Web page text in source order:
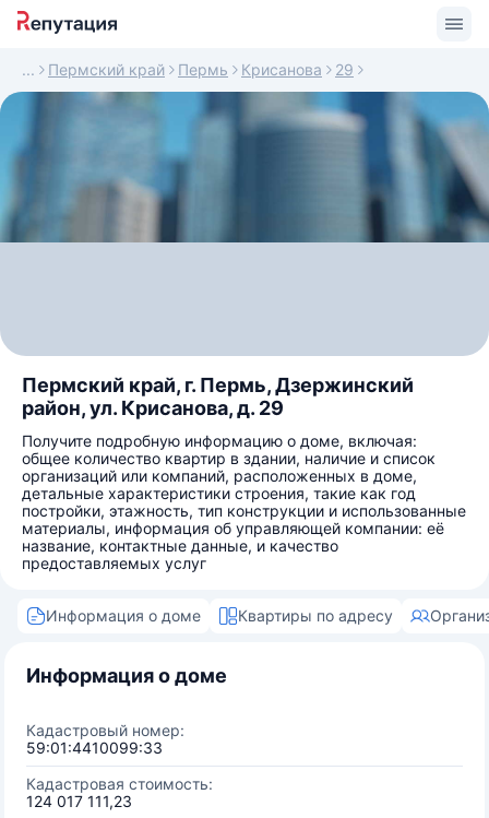
Пермский край Пермь Крисанова 29
Пермский край, г. Пермь, Дзержинский
район, ул. Крисанова, д. 29
Получите подробную информацию о доме, включая:
общее количество квартир в здании, наличие и список
организаций или компаний, расположенных в доме,
детальные характеристики строения, такие как год
постройки, этажность, тип конструкции и использованные
материалы, информация об управляющей компании: её
название, контактные данные, и качество
предоставляемых услуг
Информация о доме Квартиры по адресу
Информация о доме
Кадастровый номер:
59:01:4410099:33
Кадастровая стоимость:
124 017 111,23